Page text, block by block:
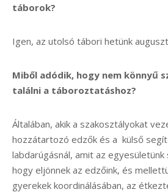
táborok?
Igen, az utolsó tábori hetünk
Miből adódik, hogy nem könnyű
találni a táboroztatáshoz?
Általában, akik a szakosztályokat
hozzátartozó edzők és a külső
labdarúgásnál, amit az
hogy eljönnek az edzőink, és
gyerekek koordinálásában, az